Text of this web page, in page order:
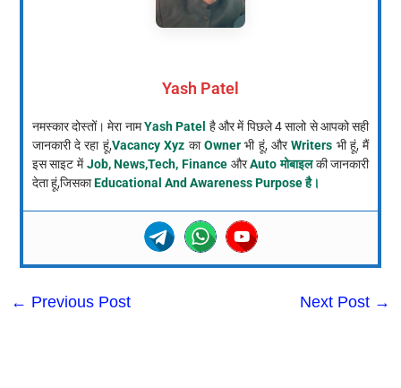
Yash Patel
नमस्कार दोस्तों। मेरा नामYash Patel है और में पिछले 4 सालो से आपको सही
जानकारी दे रहा हूं,Vacancy Xyz काOwnerभी हूं, औरWriters भी हूं, मैं
इस साइट मेंJob, News,Tech, Finance औरAuto मोबाइलकी जानकारी
देता हूं,जिसकाEducational And Awareness Purpose है।
← Previous Post Next Post →